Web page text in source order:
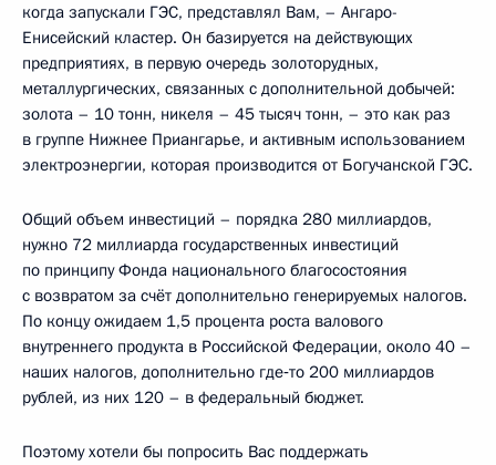
когда запускали ГЭС, представлял Вам, – Ангаро-
Енисейский кластер. Он базируется на действующих
предприятиях, в первую очередь золоторудных,
металлургических, связанных с дополнительной добычей:
золота – 10 тонн, никеля – 45 тысяч тонн, – это как раз
в группе Нижнее Приангарье, и активным использованием
электроэнергии, которая производится от Богучанской ГЭС.
Общий объем инвестиций – порядка 280 миллиардов,
нужно 72 миллиарда государственных инвестиций
по принципу Фонда национального благосостояния
с возвратом за счёт дополнительно генерируемых налогов.
По концу ожидаем 1,5 процента роста валового
внутреннего продукта в Российской Федерации, около 40 –
наших налогов, дополнительно где‑то 200 миллиардов
рублей, из них 120 – в федеральный бюджет.
Поэтому хотели бы попросить Вас поддержать